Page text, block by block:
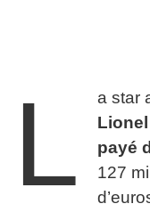
L
a star
payé
127